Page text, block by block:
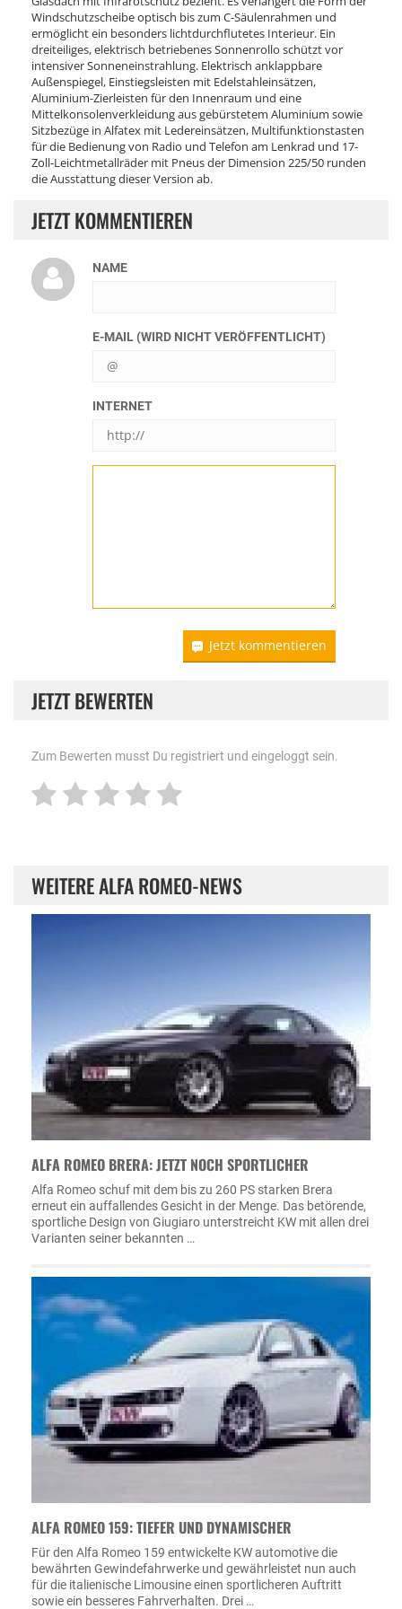
Windschutzscheibe optisch bis zum C-Säulenrahmen und
ermöglicht ein besonders lichtdurchflutetes Interieur. Ein
dreiteiliges, elektrisch betriebenes Sonnenrollo schützt vor
intensiver Sonneneinstrahlung. Elektrisch anklappbare
Außenspiegel, Einstiegsleisten mit Edelstahleinsätzen,
Aluminium-Zierleisten für den Innenraum und eine
Mittelkonsolenverkleidung aus gebürstetem Aluminium sowie
Sitzbezüge in Alfatex mit Ledereinsätzen, Multifunktionstasten
für die Bedienung von Radio und Telefon am Lenkrad und 17-
Zoll-Leichtmetallräder mit Pneus der Dimension 225/50 runden
die Ausstattung dieser Version ab.
JETZT KOMMENTIEREN
NAME
E-MAIL (WIRD NICHT VERÖFFENTLICHT)
INTERNET
Jetzt kommentieren
JETZT BEWERTEN
Zum Bewerten musst Du registriert und eingeloggt sein.
WEITERE ALFA ROMEO-NEWS
ALFA ROMEO BRERA: JETZT NOCH SPORTLICHER
Alfa Romeo schuf mit dem bis zu 260 PS starken Brera
erneut ein auffallendes Gesicht in der Menge. Das betörende,
sportliche Design von Giugiaro unterstreicht KW mit allen drei
Varianten seiner bekannten …
ALFA ROMEO 159: TIEFER UND DYNAMISCHER
Für den Alfa Romeo 159 entwickelte KW automotive die
bewährten Gewindefahrwerke und gewährleistet nun auch
für die italienische Limousine einen sportlicheren Auftritt
sowie ein besseres Fahrverhalten. Drei …